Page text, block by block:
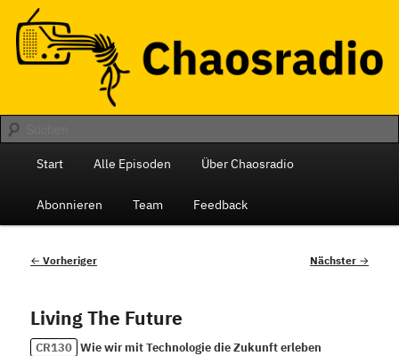
primären
Inhalt
springenChaosradio
Das monatliche Radio des Chaos Computer Club Berlin
Start Alle Episoden Über Chaosradio
Abonnieren Team Feedback
Beitragsnavigation
← Vorheriger Nächster →
Living The Future
CR130 Wie wir mit Technologie die Zukunft erleben